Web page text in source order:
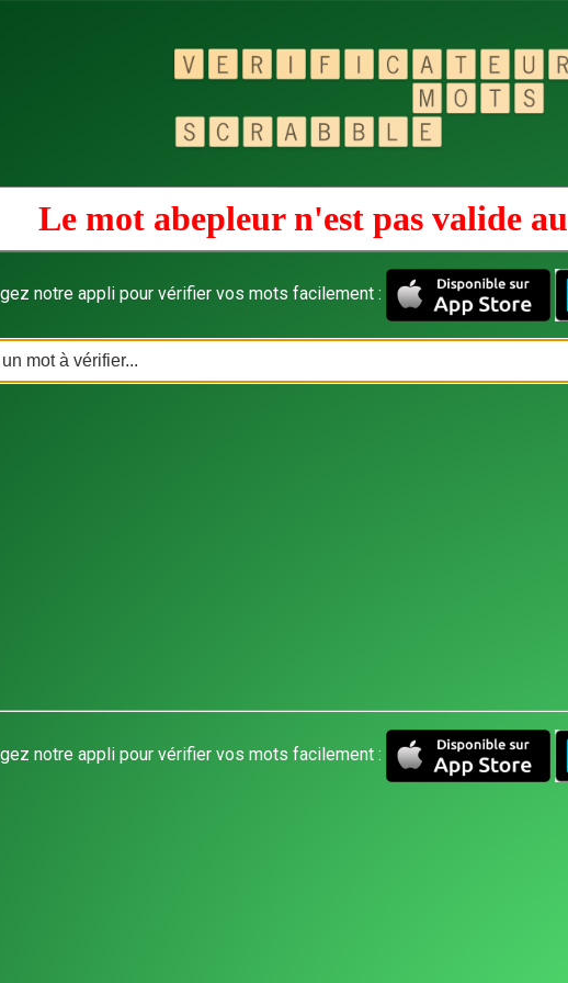
Le mot abepleur n'est pas valide au
notre appli pour vérifier vos mots facilement :
notre appli pour vérifier vos mots facilement :